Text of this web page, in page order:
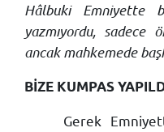
Hâlbuki Emniyette
yazmıyordu, sadece
ancak mahkemede
BİZE KUMPAS
Gerek